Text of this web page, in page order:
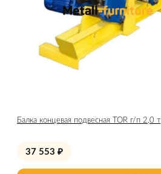
Балка концевая подвесная TOR г/п 2,0 т
37 553 ₽